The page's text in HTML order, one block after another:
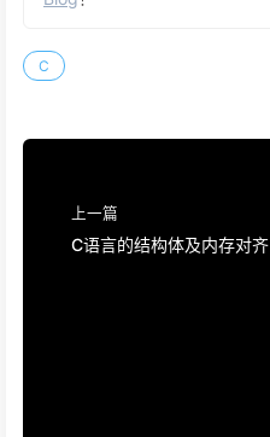
C
上一篇
C语言的结构体及内存对齐